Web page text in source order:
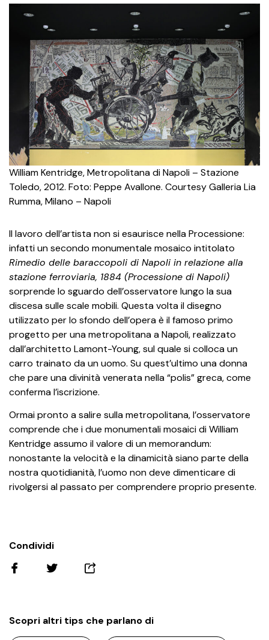
William Kentridge, Metropolitana di Napoli – Stazione
Toledo, 2012. Foto: Peppe Avallone. Courtesy Galleria Lia
Rumma, Milano – Napoli
Il lavoro dell’artista non si esaurisce nella Processione:
infatti un secondo monumentale mosaico intitolato
Rimedio delle baraccopoli di Napoli in relazione alla
stazione ferroviaria, 1884 (Processione di Napoli)
sorprende lo sguardo dell’osservatore lungo la sua
discesa sulle scale mobili. Questa volta il disegno
utilizzato per lo sfondo dell’opera è il famoso primo
progetto per una metropolitana a Napoli, realizzato
dall’architetto Lamont-Young, sul quale si colloca un
carro trainato da un uomo. Su quest’ultimo una donna
che pare una divinità venerata nella “polis” greca, come
conferma l’iscrizione.
Ormai pronto a salire sulla metropolitana, l’osservatore
comprende che i due monumentali mosaici di William
Kentridge assumo il valore di un memorandum:
nonostante la velocità e la dinamicità siano parte della
nostra quotidianità, l’uomo non deve dimenticare di
rivolgersi al passato per comprendere proprio presente.
Condividi
Scopri altri tips che parlano di